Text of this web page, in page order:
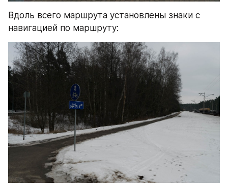
Вдоль всего маршрута установлены знаки с
навигацией по маршруту: